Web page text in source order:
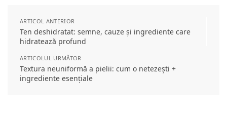
ARTICOL ANTERIOR
Ten deshidratat: semne, cauze și ingrediente care
hidratează profund
ARTICOLUL URMĂTOR
Textura neuniformă a pielii: cum o netezești +
ingrediente esențiale